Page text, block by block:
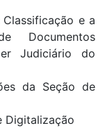
Classificação e a
Documentos
Judiciário do
da Seção de
Digitalização